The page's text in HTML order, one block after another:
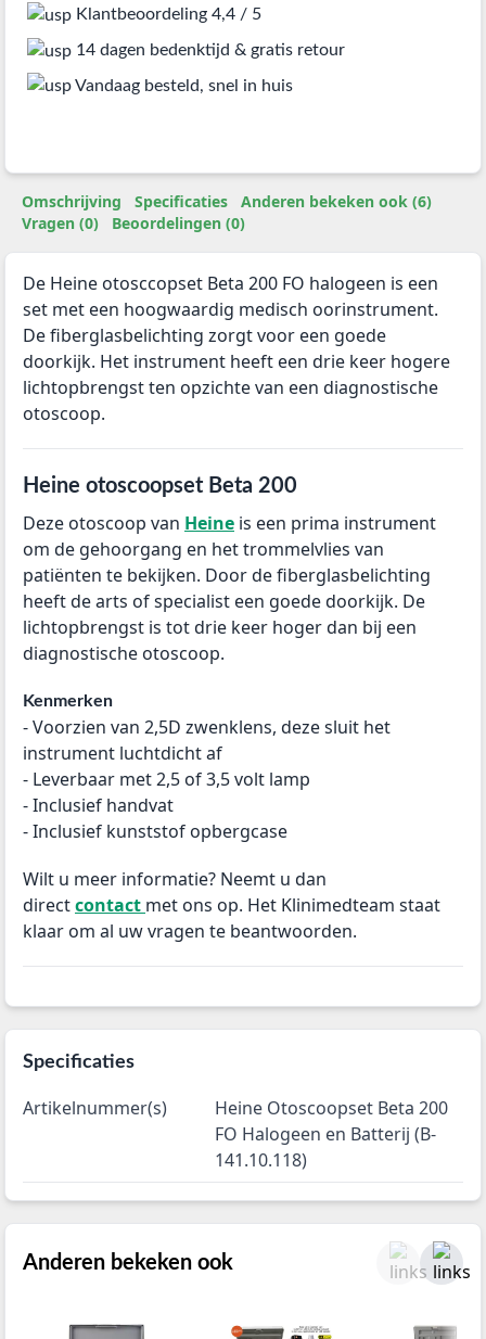
Klantbeoordeling 4,4 / 5
14 dagen bedenktijd & gratis retour
Vandaag besteld, snel in huis
Omschrijving Specificaties
Anderen bekeken ook (6)
Vragen (0)
Beoordelingen (0)
De Heine otosccopset Beta 200 FO halogeen is een
set met een hoogwaardig medisch oorinstrument.
De fiberglasbelichting zorgt voor een goede
doorkijk. Het instrument heeft een drie keer hogere
lichtopbrengst ten opzichte van een diagnostische
otoscoop.
Heine otoscoopset Beta 200
Deze otoscoop van Heine is een prima instrument
om de gehoorgang en het trommelvlies van
patiënten te bekijken. Door de fiberglasbelichting
heeft de arts of specialist een goede doorkijk. De
lichtopbrengst is tot drie keer hoger dan bij een
diagnostische otoscoop.
Kenmerken
- Voorzien van 2,5D zwenklens, deze sluit het
instrument luchtdicht af
- Leverbaar met 2,5 of 3,5 volt lamp
- Inclusief handvat
- Inclusief kunststof opbergcase
Wilt u meer informatie? Neemt u dan
directcontact met ons op. Het Klinimedteam staat
klaar om al uw vragen te beantwoorden.
Specificaties
Artikelnummer(s)
Heine Otoscoopset Beta 200
FO Halogeen en Batterij (B-
141.10.118)
Anderen bekeken ook